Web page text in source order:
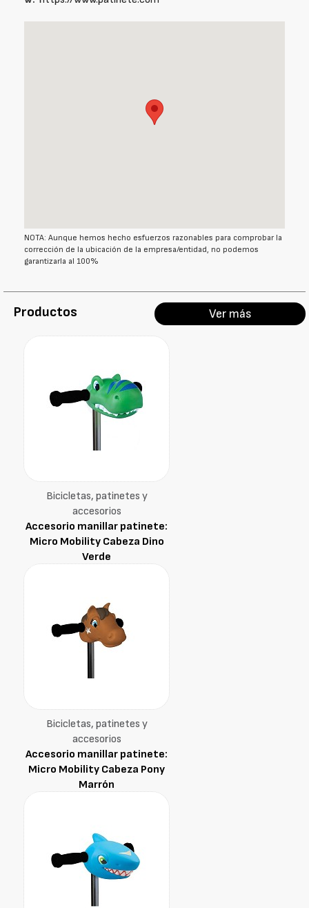
NOTA: Aunque hemos hecho esfuerzos razonables para comprobar la
corrección de la ubicación de la empresa/entidad, no podemos
garantizarla al 100%
Productos Ver más
Bicicletas, patinetes y
accesorios
Accesorio manillar patinete:
Micro Mobility Cabeza Dino
Verde
Bicicletas, patinetes y
accesorios
Accesorio manillar patinete:
Micro Mobility Cabeza Pony
Marrón